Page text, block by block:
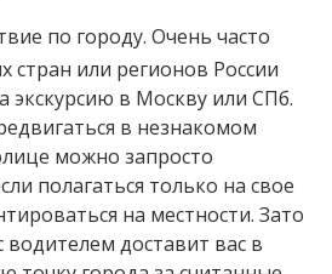
по городу. Очень часто
стран или регионов России
экскурсию в Москву или СПб.
в незнакомом
можно запросто
полагаться только на свое
на местности. Зато
доставит вас в